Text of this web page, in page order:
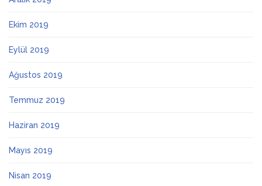
Ekim 2019
Eylül 2019
Ağustos 2019
Temmuz 2019
Haziran 2019
Mayıs 2019
Nisan 2019